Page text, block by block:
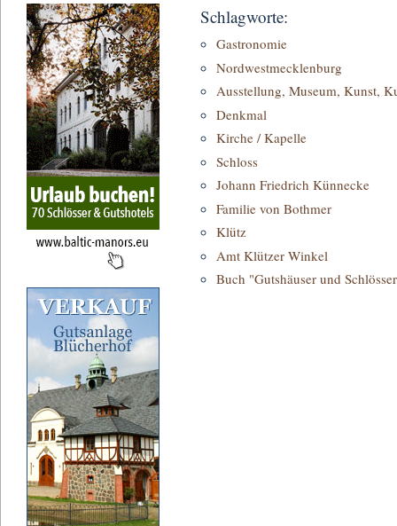
Schlagworte:
Gastronomie
Nordwestmecklenburg
Ausstellung, Museum, Kunst,
Denkmal
Kirche / Kapelle
Schloss
Johann Friedrich Künnecke
Familie von Bothmer
Klütz
Amt Klützer Winkel
Buch "Gutshäuser und